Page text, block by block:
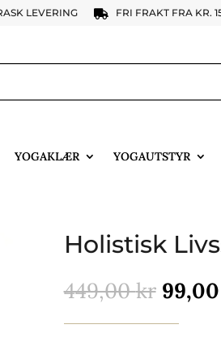
LEVERING  FRI FRAKT FRA KR.
YOGAKLÆR YOGAUTSTYR
Holistisk
449,00kr
pris
var:
99,00